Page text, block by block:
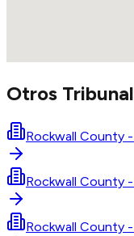
Otros
Rockwall County
Rockwall County
Rockwall County